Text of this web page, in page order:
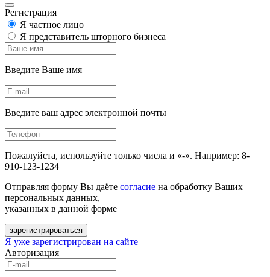
Регистрация
Я частное лицо
Я представитель шторного бизнеса
Введите Ваше имя
Введите ваш адрес электронной почты
Пожалуйста, используйте только числа и «-». Например: 8-
910-123-1234
Отправляя форму Вы даёте согласие на обработку Ваших
персональных данных,
указанных в данной форме
зарегистрироваться
Я уже зарегистрирован на сайте
Авторизация